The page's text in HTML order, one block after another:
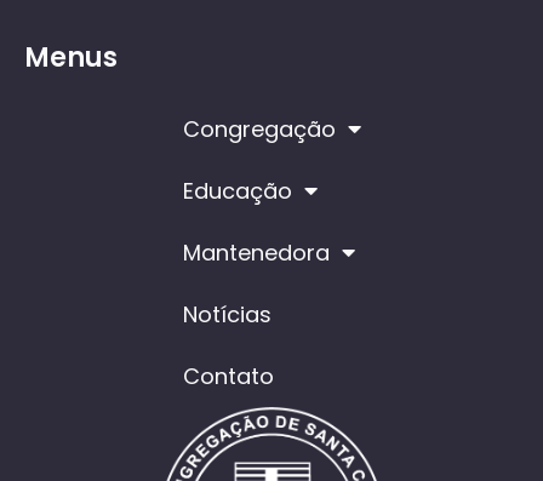
Menus
Congregação
Educação
Mantenedora
Notícias
Contato